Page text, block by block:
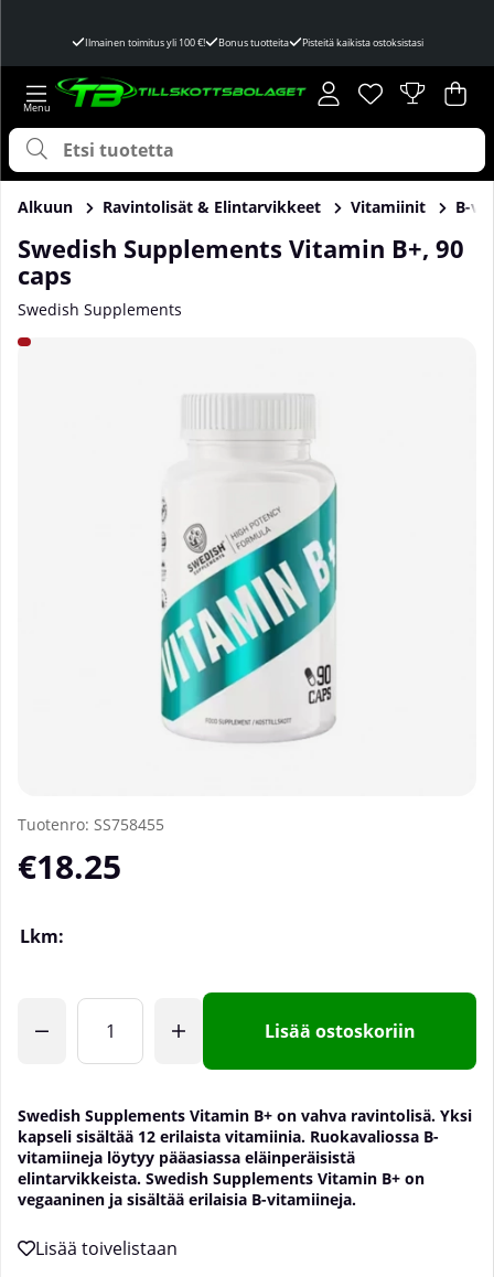
Ilmainen toimitus yli 100 €! Bonus tuotteita Pisteitä kaikista ostoksistasi
Toivelista
Lukumäärä
. .
Alkuun Ravintolisät & Elintarvikkeet Vitamiinit B-
Swedish Supplements Vitamin B+, 90
caps
Swedish Supplements
Tuotekuvat Swedish Supplements Vitamin B+, 90 caps
Tuotenro: SS758455
€18.25
Lkm:
Lisää ostoskoriin
Swedish Supplements Vitamin B+ on vahva ravintolisä. Yksi
kapseli sisältää 12 erilaista vitamiinia. Ruokavaliossa B-
vitamiineja löytyy pääasiassa eläinperäisistä
elintarvikkeista. Swedish Supplements Vitamin B+ on
vegaaninen ja sisältää erilaisia B-vitamiineja.